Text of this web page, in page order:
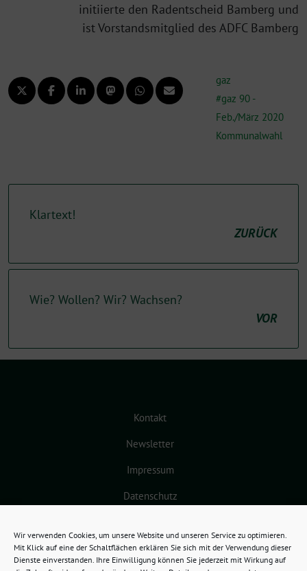
Wir verwenden Cookies, um unsere Website und unseren Service zu optimieren.
Mit Klick auf eine der Schaltflächen erklären Sie sich mit der Verwendung dieser
Dienste einverstanden. Ihre Einwilligung können Sie jederzeit mit Wirkung auf
initiierte den Radentscheid Bamberg und
ist Vorstandsmitglied des ADFC Bamberg
gaz
gaz 90 -
Feb./März 2020
Kommunalwahl
Klartext!
ZURÜCK
Wie? Wollen? Wir? Wachsen?
VOR
Kontakt
Newsletter
Impressum
Datenschutz